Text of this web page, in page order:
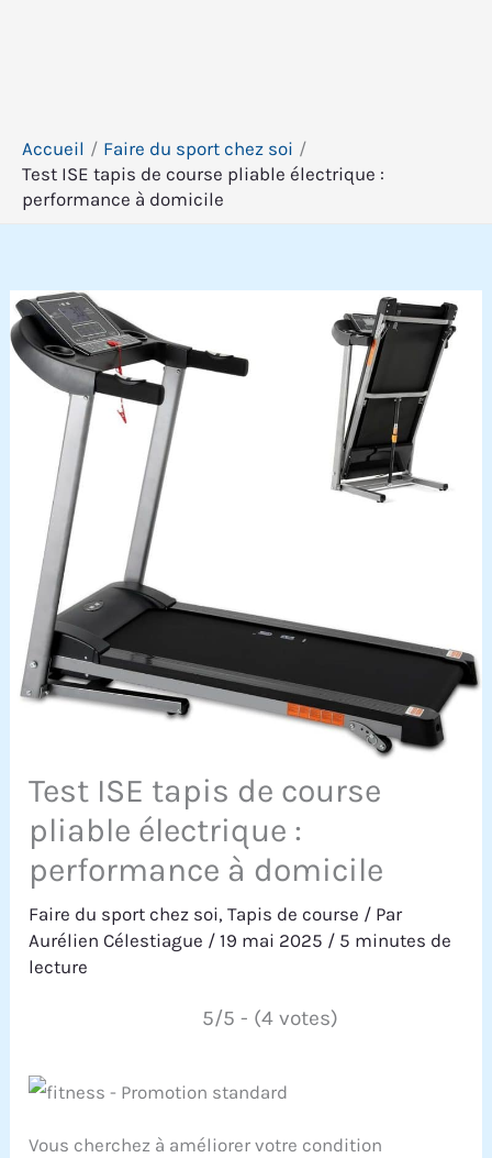
Accueil
Faire du sport chez soi
Test ISE tapis de course pliable électrique :
performance à domicile
Test ISE tapis de course
pliable électrique :
performance à domicile
Faire du sport chez soi,Tapis de course / Par
Aurélien Célestiague /19 mai 2025 / 5 minutes de
lecture
5/5 - (4 votes)
Vous cherchez à améliorer votre condition